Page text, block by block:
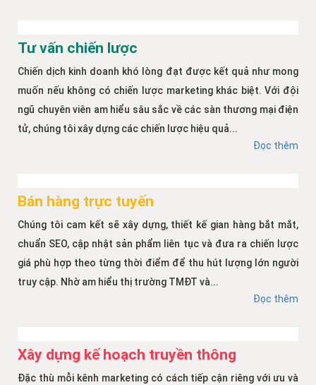
Tư vấn chiến lược
Chiến dịch kinh doanh khó lòng đạt được kết quả như mong
muốn nếu không có chiến lược marketing khác biệt. Với đội
ngũ chuyên viên am hiểu sâu sắc về các sàn thương mại điện
tử, chúng tôi xây dựng các chiến lược hiệu quả...
Đọc thêm
Bán hàng trực tuyến
Chúng tôi cam kết sẽ xây dựng, thiết kế gian hàng bắt mắt,
chuẩn SEO, cập nhật sản phẩm liên tục và đưa ra chiến lược
giá phù hợp theo từng thời điểm để thu hút lượng lớn người
truy cập. Nhờ am hiểu thị trường TMĐT và...
Đọc thêm
Xây dựng kế hoạch truyền thông
Đặc thù mỗi kênh marketing có cách tiếp cận riêng với ưu và